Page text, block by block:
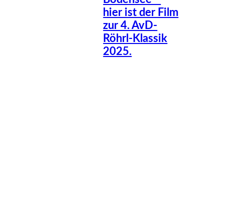
hier ist der Film
zur 4. AvD-
Röhrl-Klassik
2025.